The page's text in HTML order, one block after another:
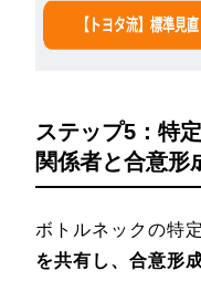
ステップ5：特
関係者と合意形
ボトルネックの特
を共有し、合意形